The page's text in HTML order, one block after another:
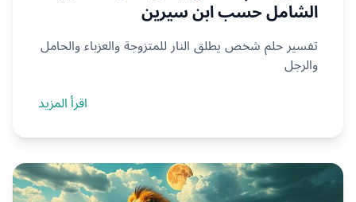
الشامل حسب ابن سيرين
تفسير حلم شخص يطلق النار للمتزوجة والعزباء والحامل
والرجل
اقرأ المزيد